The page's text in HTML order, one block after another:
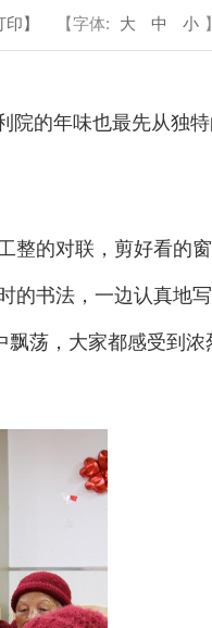
印】 【字体: 大 中 小 】
的年味也最先从独特
整的对联，剪好看的
的书法，一边认真地
荡，大家都感受到